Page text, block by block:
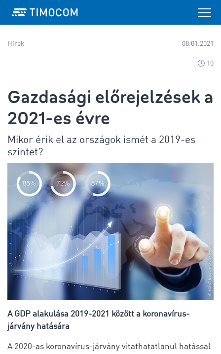
Hírek 08.01.2021
10
Gazdasági előrejelzések a
2021-es évre
Mikor érik el az országok ismét a 2019-es
szintet?
A GDP alakulása 2019-2021 között a koronavírus-
járvány hatására
A 2020-as koronavírus-járvány vitathatatlanul hatással